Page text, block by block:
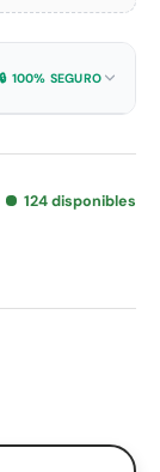
otros descuentos.
🔒 100% SEGURO
124 disponibles